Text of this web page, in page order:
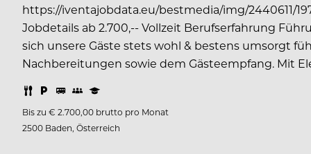
https://iventajobdata.eu/bestmedia/img/2440611/
Jobdetails ab 2.700,-- Vollzeit Berufserfahrung
sich unsere Gäste stets wohl & bestens umsorgt
Nachbereitungen sowie dem Gästeempfang. Mit
Bis zu € 2.700,00 brutto pro Monat
2500 Baden, Österreich